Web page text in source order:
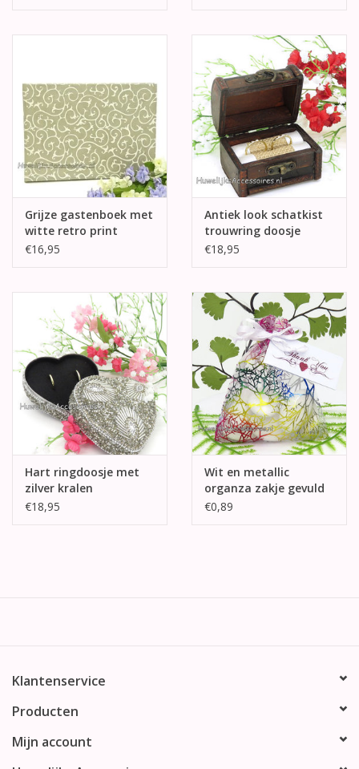
Grijze gastenboek met
witte retro print
€16,95
Antiek look schatkist
trouwring doosje
€18,95
Hart ringdoosje met
zilver kralen
€18,95
Wit en metallic
organza zakje gevuld
met bruidsuikers
€0,89
Klantenservice
Producten
Mijn account